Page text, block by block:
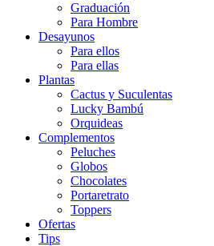
Graduación
Para Hombre
Desayunos
Para ellos
Para ellas
Plantas
Cactus y Suculentas
Lucky Bambú
Orquideas
Complementos
Peluches
Globos
Chocolates
Portaretrato
Toppers
Ofertas
Tips